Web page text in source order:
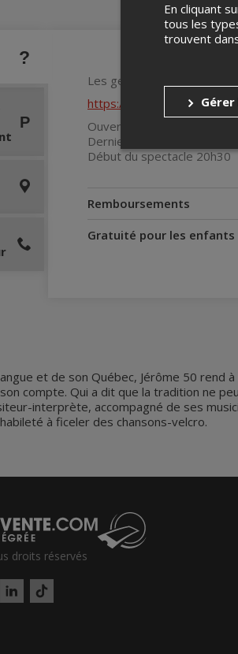
Les gens qui veulent
https://bit.ly/
Ouverture des portes 15h
Dernier service repas 20h
Début du spectacle 20h30
Remboursements
Gratuité pour les enfants
et de son Québec, Jérôme 50 rend
compte. Qui a dit que la tradition ne
interprète, accompagné de ses
à ficeler des chansons-velcro.
droits réservés
LinkedIn
Tiktok
En cliquant
tous les
trouvent